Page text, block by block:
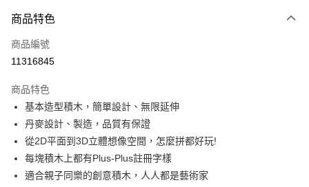
Apple Pay
大哥付你分期
相關說明
1.本服務由台灣大哥大提供，台灣大哥大用戶可立即使用無須另外申請。
2.付款方式選擇「大哥付你分期」，訂單成立後會自動跳轉到大哥付的交易
流程，驗證手機門號後，選擇欲分期的期數、繳款截止日，確認付款後即完
成交易。
3.實際核准額度、可分期數及費用金額請依後續交易確認頁面所載為準。
4.訂單成立30分鐘內，如未前往確認交易或遇審核未通過，訂單將自動取
消。如遇「轉專審核」未通過狀況，表示未達大哥付你分期系統評分，恕無
法說明評估內容。
AFTEE先享後付
相關說明
【關於「AFTEE先享後付」】
便利好安心！
１．簡單：不需註冊會員、不需綁卡、不需儲值。
２．便利：只要手機號碼，簡訊認證，即可結帳。
３．安心：先確認商品／服務後，再付款。
ATM付款
運送方式
商品特色
商品編號
11316845
商品特色
基本造型積木，簡單設計、無限延伸
丹麥設計、製造，品質有保證
從2D平面到3D立體想像空間，怎麼拼都好玩!
每塊積木上都有Plus-Plus註冊字樣
適合親子同樂的創意積木，人人都是藝術家